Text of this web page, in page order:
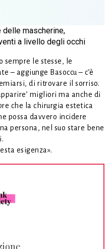
delle mascherine,
a livello degli occhi
sempre le stesse, le
– aggiunge Basoccu – c’è
di ritrovare il sorriso.
migliori ma anche di
che la chirurgia estetica
possa davvero incidere
persona, nel suo stare bene
esigenza».